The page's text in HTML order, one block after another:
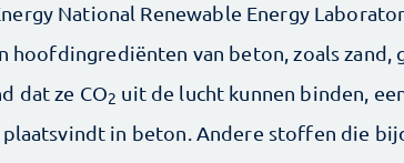
National Renewable Energy
hoofdingrediënten van beton, zoals zand,
dat ze CO2 uit de lucht kunnen binden,
plaatsvindt in beton. Andere stoffen die